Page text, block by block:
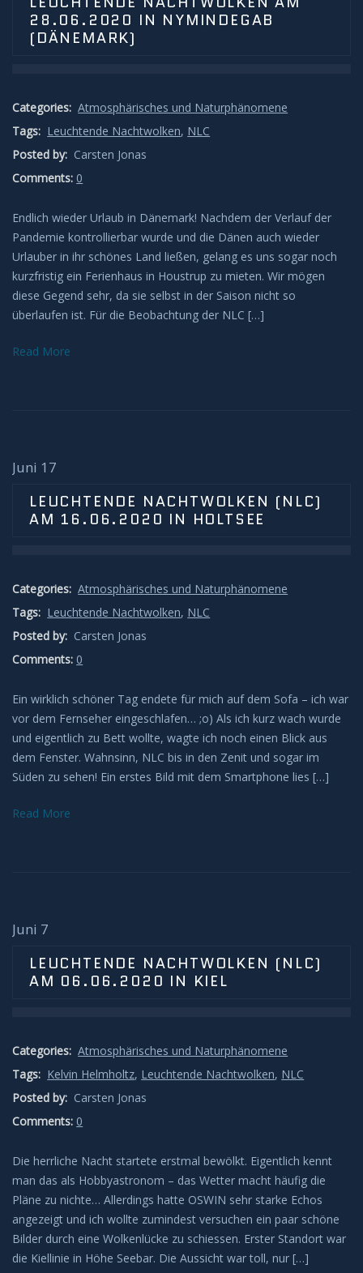
Meteore
Achondriten
Chondriten
Eisenmeteorite
Artverwandtes
NAFT
AllSkyCam
Datenschutz
Impressum
28.06.2020 IN NYMINDEGAB
(DÄNEMARK)
Categories: Atmosphärisches und Naturphänomene
Tags: Leuchtende Nachtwolken, NLC
Posted by: Carsten Jonas
Comments: 0
Endlich wieder Urlaub in Dänemark! Nachdem der Verlauf der
Pandemie kontrollierbar wurde und die Dänen auch wieder
Urlauber in ihr schönes Land ließen, gelang es uns sogar noch
kurzfristig ein Ferienhaus in Houstrup zu mieten. Wir mögen
diese Gegend sehr, da sie selbst in der Saison nicht so
überlaufen ist. Für die Beobachtung der NLC […]
Read More
Juni 17
LEUCHTENDE NACHTWOLKEN (NLC)
AM 16.06.2020 IN HOLTSEE
Categories: Atmosphärisches und Naturphänomene
Tags: Leuchtende Nachtwolken, NLC
Posted by: Carsten Jonas
Comments: 0
Ein wirklich schöner Tag endete für mich auf dem Sofa – ich war
vor dem Fernseher eingeschlafen… ;o) Als ich kurz wach wurde
und eigentlich zu Bett wollte, wagte ich noch einen Blick aus
dem Fenster. Wahnsinn, NLC bis in den Zenit und sogar im
Süden zu sehen! Ein erstes Bild mit dem Smartphone lies […]
Read More
Juni 7
LEUCHTENDE NACHTWOLKEN (NLC)
AM 06.06.2020 IN KIEL
Categories: Atmosphärisches und Naturphänomene
Tags: Kelvin Helmholtz, Leuchtende Nachtwolken, NLC
Posted by: Carsten Jonas
Comments: 0
Die herrliche Nacht startete erstmal bewölkt. Eigentlich kennt
man das als Hobbyastronom – das Wetter macht häufig die
Pläne zu nichte… Allerdings hatte OSWIN sehr starke Echos
angezeigt und ich wollte zumindest versuchen ein paar schöne
Bilder durch eine Wolkenlücke zu schiessen. Erster Standort war
die Kiellinie in Höhe Seebar. Die Aussicht war toll, nur […]